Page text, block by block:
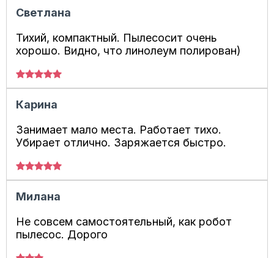
Светлана
Тихий, компактный. Пылесосит очень
хорошо. Видно, что линолеум полирован)
Карина
Занимает мало места. Работает тихо.
Убирает отлично. Заряжается быстро.
Милана
Не совсем самостоятельный, как робот
пылесос. Дорого